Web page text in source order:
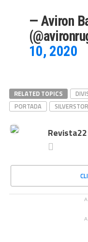
— Aviron
10, 2020
RELATED TOPICS
PORTADA
Revista22